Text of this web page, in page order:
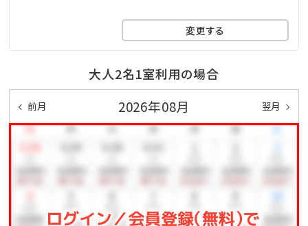
ートテラスでのお食事をお楽しみください。
都会の喧騒を離れた場所で、心安らぐ時間をごゆっくり
（※持ち込みBBQのお客様も、別途オプションで「県産
変更する
大人2名1室利用の場合
前月 2026年08月 翌月